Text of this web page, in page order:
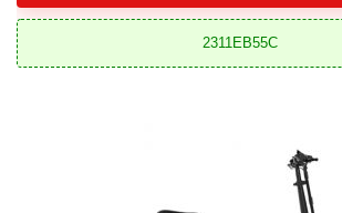
2311EB55C